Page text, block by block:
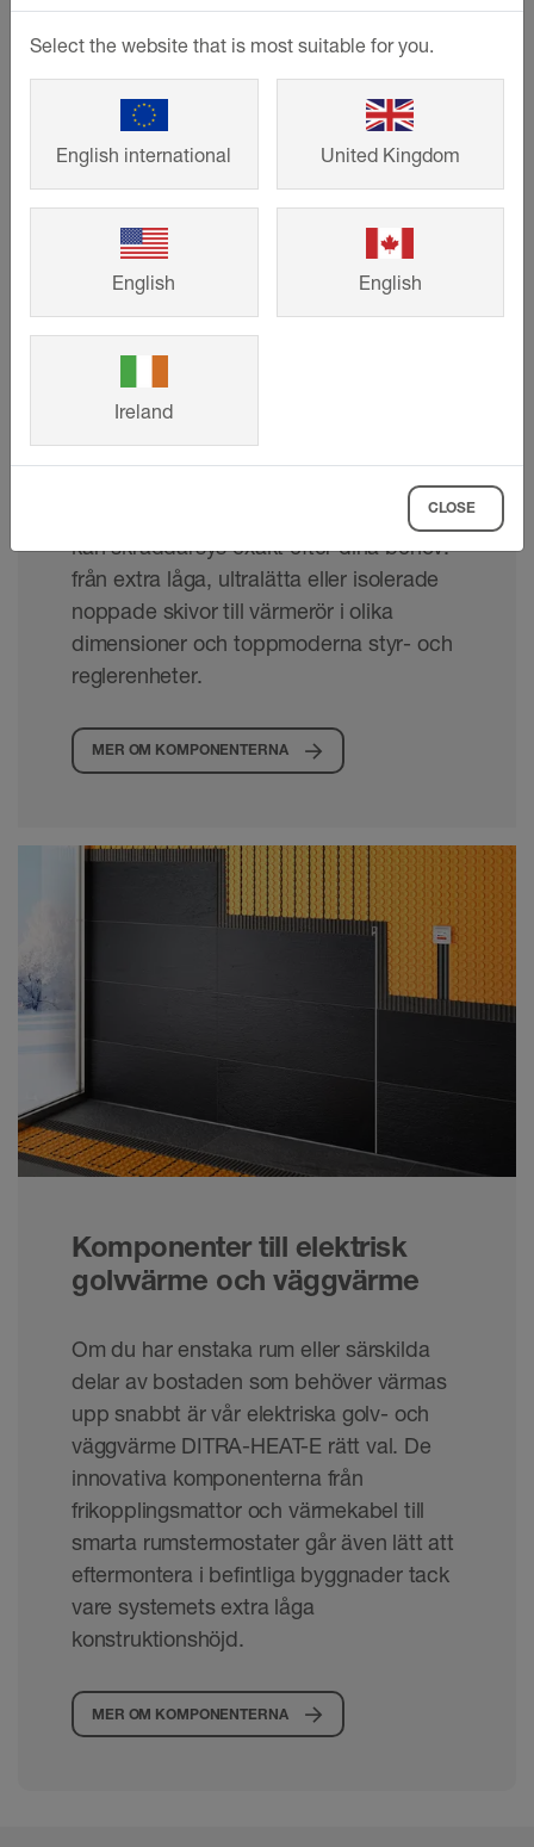
Komponenter för vattenburen
golvvärme
Komponenterna för vår varmvattenburna
golvvärme BEKOTEC-THERM är en del
av vår effektiva systemvärmeteknik som
kan skräddarsys exakt efter dina behov:
från extra låga, ultralätta eller isolerade
noppade skivor till värmerör i olika
dimensioner och toppmoderna styr- och
reglerenheter.
MER OM KOMPONENTERNA
Komponenter till elektrisk
golvvärme och väggvärme
Om du har enstaka rum eller särskilda
delar av bostaden som behöver värmas
upp snabbt är vår elektriska golv- och
väggvärme DITRA-HEAT-E rätt val. De
innovativa komponenterna från
frikopplingsmattor och värmekabel till
smarta rumstermostater går även lätt att
eftermontera i befintliga byggnader tack
vare systemets extra låga
konstruktionshöjd.
MER OM KOMPONENTERNA
Select the website that is most suitable for you.
English international United Kingdom
English English
Ireland
CLOSE